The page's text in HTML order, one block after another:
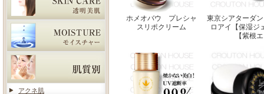
アクネ肌
ホメオバウ プレシャ
スリポクリーム
東京シアターダ
ロアイ【保湿ジ
【紫根